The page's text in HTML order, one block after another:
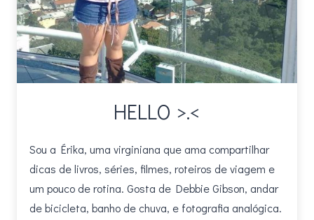
HELLO >.<
Sou a Érika, uma virginiana que ama compartilhar
dicas de livros, séries, filmes, roteiros de viagem e
um pouco de rotina. Gosta de Debbie Gibson, andar
de bicicleta, banho de chuva, e fotografia analógica.